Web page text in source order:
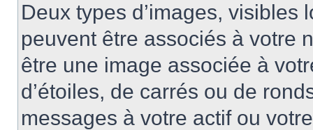
Deux types d’images,
peuvent être associés à votre
être une image associée à
d’étoiles, de carrés ou de
messages à votre actif ou